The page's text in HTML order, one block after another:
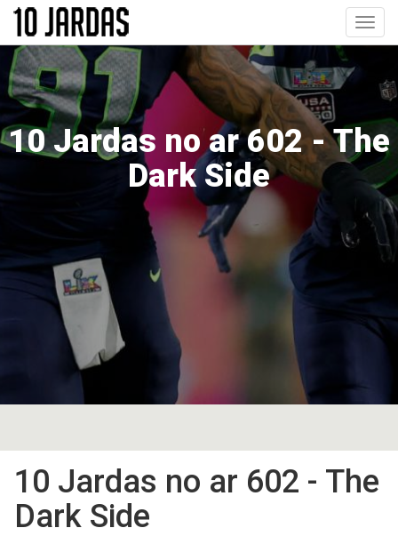
Pular
o
conteúdo
principal
10 Jardas no ar 602 - The
Dark Side
10 Jardas no ar 602 - The
Dark Side